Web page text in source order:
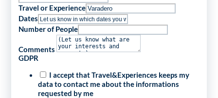
Travel or Experience
Dates
Number of People
Comments
GDPR
I accept that Travel&Experiences keeps my
data to contact me about the informations
requested by me